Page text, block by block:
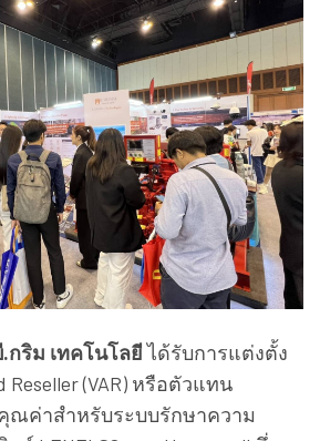
กริม เทคโนโลยีได้รับการแต่งตั้ง
Reseller (VAR) หรือตัวแทน
ณค่าสำหรับระบบรักษาความ